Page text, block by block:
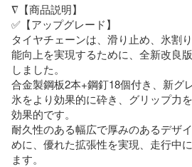
∇【商品説明】
✅【アップグレード】
タイヤチェーンは、滑り止め、氷割
能向上を実現するために、全新改良
しました。
合金製鋼板2本+鋼釘18個付き、新グ
氷をより効果的に砕き、グリップ力
効果的です。
耐久性のある幅広で厚みのあるデザ
めに、優れた拡張性を実現、走行中
ます。